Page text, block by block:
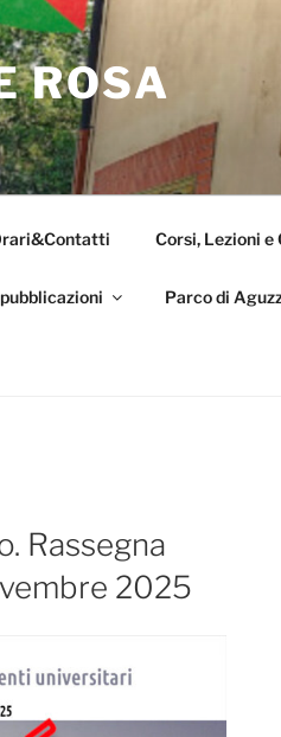
ROSA
Corsi, Lezioni
Parco di
Rassegna
2025